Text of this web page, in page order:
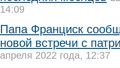
14:09
Папа Франциск
новой встречи с
апреля 2022 года, 12:37